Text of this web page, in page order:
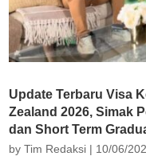
Update Terbaru Visa
Zealand 2026, Simak
dan Short Term
byTim Redaksi | 10/06/